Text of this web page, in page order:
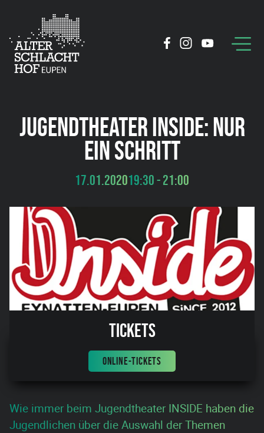
JUGENDTHEATER INSIDE: NUR
EIN SCHRITT
17.01.202019:30 - 21:00
Tickets
ONLINE-TICKETS
Wie immer beim Jugendtheater INSIDE haben die
Jugendlichen über die Auswahl der Themen